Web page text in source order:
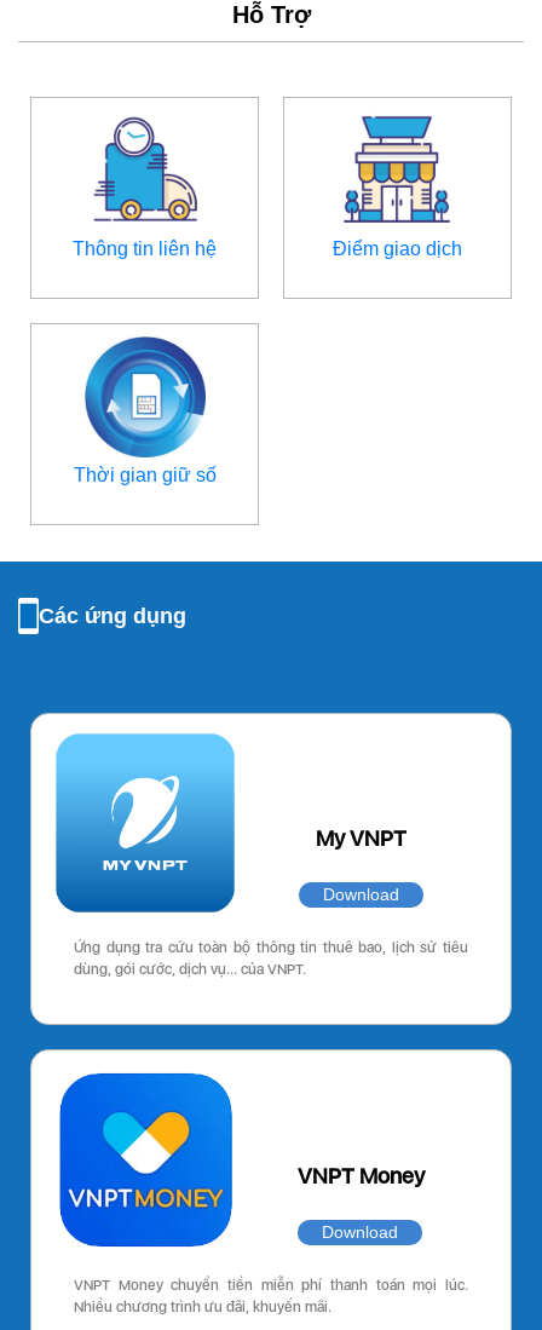
Hỗ Trợ
Thông tin liên hệ Điểm giao dịch
Thời gian giữ số
Các ứng dụng
My VNPT
Download
Ứng dụng tra cứu toàn bộ thông tin thuê bao, lịch sử tiêu
dùng, gói cước, dịch vụ… của VNPT.
VNPT Money
Download
VNPT Money chuyển tiền miễn phí thanh toán mọi lúc.
Nhiều chương trình ưu đãi, khuyến mãi.